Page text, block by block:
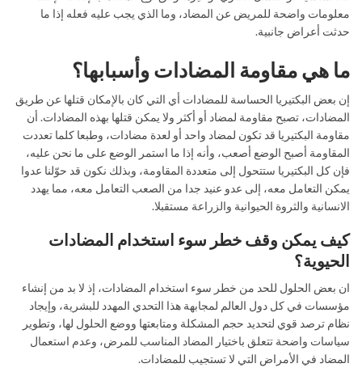
معلومات واضحة للمريض عن المضاد، وما الذي يجب عليه فعله إذا ما
حدثت أعراض جانبية.
ما هي مقاومة المضادات وأسبابها؟
إن بعض البكتيريا الحساسة للمضادات أي التي كان بالإمكان قتلها عن طريق
المضادات، تصبح مقاومة لمضاد أو أكثر ولا يمكن قتلها بهذه المضادات. أن
مقاومة البكتيريا قد تكون لمضاد واحد أو لعدة مضادات، وطبعا كلما تعددت
المقاومة أصبح الوضع أصعب، وأنه إذا ما استمر الوضع على ما نحن عليه،
فإن كل البكتيريا ستتحول إلى متعددة المقاومة، وبذلك نكون قد حوّلنا عدوا
يمكن التعامل معه، إلى عدو عنيد جدا من الصعب التعامل معه، مما يهدد
الانسانية والثروة الحيوانية والزراعة مستقبلا.
كيف يمكن وقف خطر سوء استخدام المضادات
الحيوية؟
ان بعض الحلول للحد من خطر سوء استخدام المضادات، إذ لا بد من إنشاء
مؤسسات في كل دول العالم لمجابهة هذا التحدي المهدد للبشرية، وإيجاد
نظام ترصد قوي لتحديد حجم المشكلة ومتابعتها ووضع الحلول لها، وتطوير
سياسات واضحة تتعلق باختيار المضاد المناسب للمرض، وعدم استعمال
المضاد في الأمراض التي لا تستجيب للمضادات.